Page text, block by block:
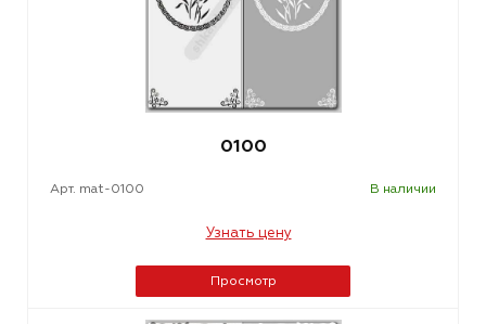
0100
Арт. mat-0100 В наличии
Узнать цену
Просмотр